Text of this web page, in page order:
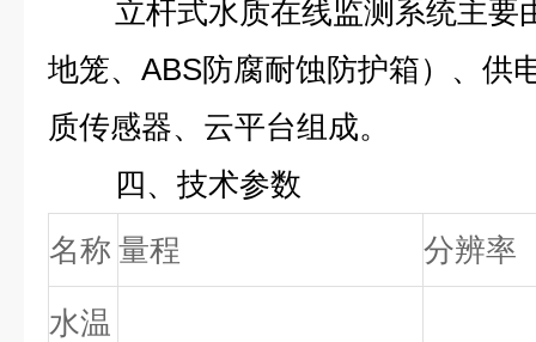
立杆式水质在线监测系统主要
地笼、ABS防腐耐蚀防护箱）、供
质传感器、云平台组成。
四、技术参数
名称 量程 分辨率
水温